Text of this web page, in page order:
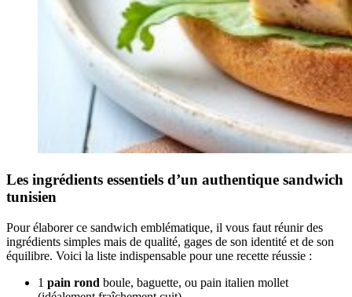
Les ingrédients essentiels d’un authentique sandwich
tunisien
Pour élaborer ce sandwich emblématique, il vous faut réunir des
ingrédients simples mais de qualité, gages de son identité et de son
équilibre. Voici la liste indispensable pour une recette réussie :
1 pain rond boule, baguette, ou pain italien mollet